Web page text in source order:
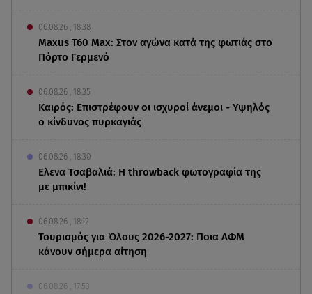
06.08.26 , 18:38
Maxus T60 Max: Στον αγώνα κατά της φωτιάς στο
Πόρτο Γερμενό
06.08.26 , 18:35
Καιρός: Επιστρέφουν οι ισχυροί άνεμοι - Υψηλός
ο κίνδυνος πυρκαγιάς
06.08.26 , 18:30
Ελενα Τσαβαλιά: Η throwback φωτογραφία της
με μπικίνι!
06.08.26 , 18:12
Τουρισμός για Όλους 2026-2027: Ποια ΑΦΜ
κάνουν σήμερα αίτηση
06.08.26 , 17:53